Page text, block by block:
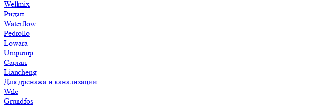
Wellmix
Ридан
Waterflow
Pedrollo
Lowara
Unipump
Caprari
Liancheng
Для дренажа и канализации
Wilo
Grundfos